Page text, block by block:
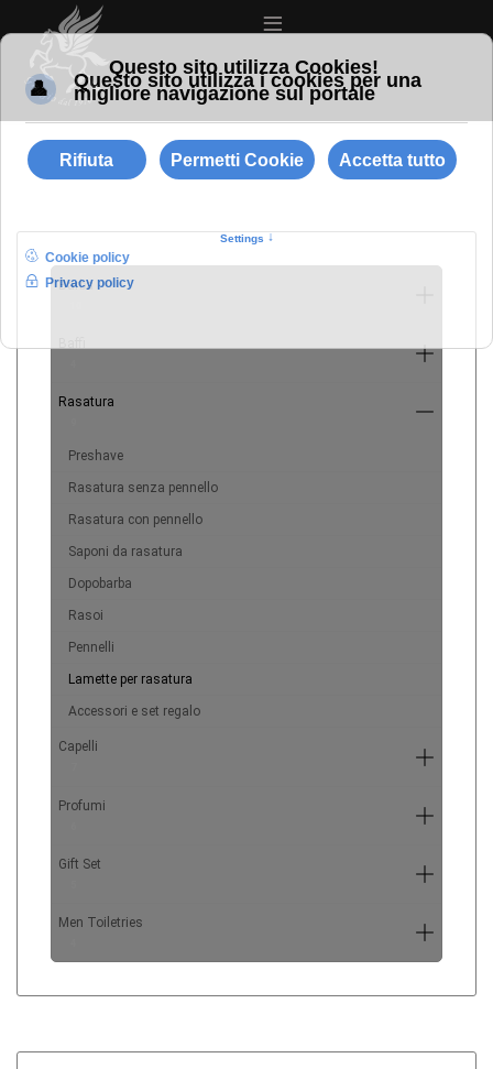
≡
Barba
Rasatura
Preshave
Rasatura senza pennello
Rasatura con pennello
Saponi da rasatura
Dopobarba
Rasoi
Pennelli
Lamette per rasatura
Accessori e set regalo
Capelli
Profumi
Gift Set
Men Toiletries